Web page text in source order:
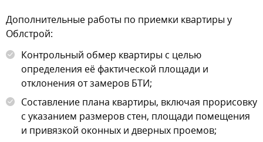
Дополнительные работы по приемки квартиры у
Облстрой:
Контрольный обмер квартиры с целью
определения её фактической площади и
отклонения от замеров БТИ;
Составление плана квартиры, включая прорисовку
с указанием размеров стен, площади помещения
и привязкой оконных и дверных проемов;